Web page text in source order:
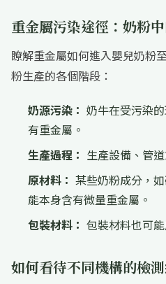
重金屬污染途徑：奶粉
瞭解重金屬如何進入嬰兒奶粉
粉生產的各個階段：
奶源污染： 奶牛在受污染
有重金屬。
生產過程： 生產設備、管
原材料： 某些奶粉成分，
能本身含有微量重金屬。
包裝材料： 包裝材料也可
如何看待不同機構的檢